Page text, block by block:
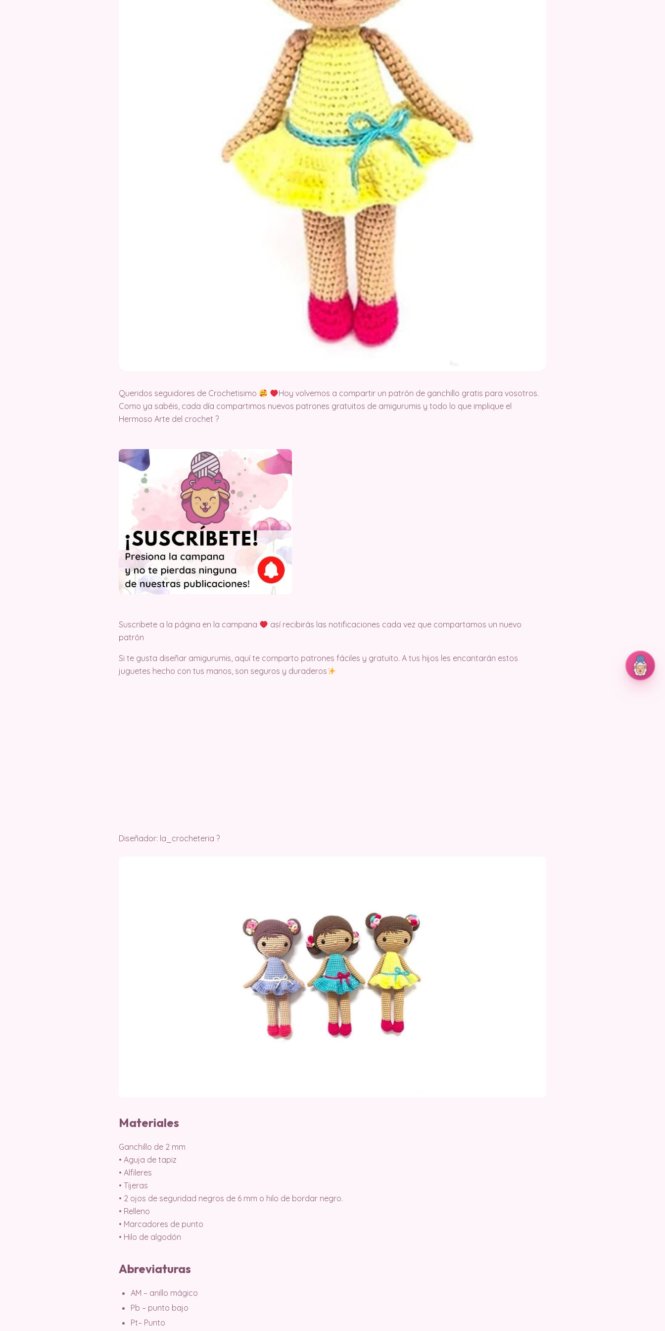
Queridos seguidores de Crochetisimo
Hoy volvemos a compartir un patrón de ganchillo gratis para vosotros.
Como ya sabéis, cada día compartimos nuevos patrones gratuitos de amigurumis y todo lo que implique el
Hermoso Arte del crochet ?
Suscribete a la página en la campana
así recibirás las notificaciones cada vez que compartamos un nuevo
patrón
Si te gusta diseñar amigurumis, aquí te comparto patrones fáciles y gratuito. A tus hijos les encantarán estos
juguetes hecho con tus manos, son seguros y duraderos
Diseñador: la_crocheteria ?
Materiales
Ganchillo de 2 mm
• Aguja de tapiz
• Alfileres
• Tijeras
• 2 ojos de seguridad negros de 6 mm o hilo de bordar negro.
• Relleno
• Marcadores de punto
• Hilo de algodón
Abreviaturas
AM – anillo mágico
Pb – punto bajo
Pt– Punto